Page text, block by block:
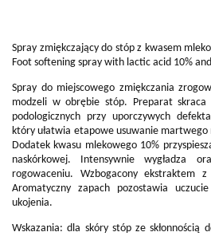
Spray zmiękczający do stóp z kwasem
Foot softening spray with lactic acid 10%
Spray do miejscowego zmiękczania
modzeli w obrębie stóp. Preparat skraca
podologicznych przy uporczywych
który ułatwia etapowe usuwanie martwego
Dodatek kwasu mlekowego 10%
naskórkowej. Intensywnie wygładza
rogowaceniu. Wzbogacony ekstraktem z
Aromatyczny zapach pozostawia
ukojenia.
Wskazania: dla skóry stóp ze skłonnością